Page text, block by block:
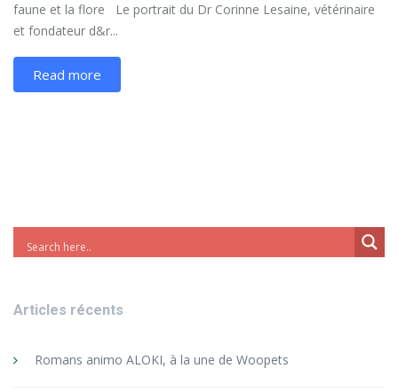
faune et la flore Le portrait du Dr Corinne Lesaine, vétérinaire
et fondateur d&r...
Read more
Articles récents
Romans animo ALOKI, à la une de Woopets